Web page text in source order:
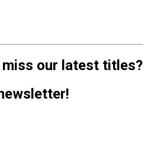
our latest titles?